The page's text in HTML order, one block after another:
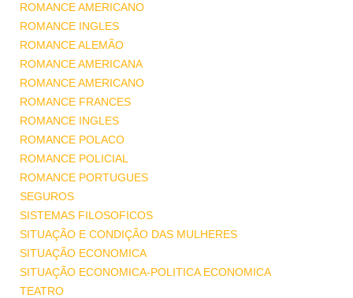
ROMANCE AMERICANO
ROMANCE INGLES
ROMANCE ALEMÃO
ROMANCE AMERICANA
ROMANCE AMERICANO
ROMANCE FRANCES
ROMANCE INGLES
ROMANCE POLACO
ROMANCE POLICIAL
ROMANCE PORTUGUES
SEGUROS
SISTEMAS FILOSOFICOS
SITUAÇÃO E CONDIÇÃO DAS MULHERES
SITUAÇÃO ECONOMICA
SITUAÇÃO ECONOMICA-POLITICA ECONOMICA
TEATRO